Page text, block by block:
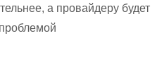
а провайдеру будет